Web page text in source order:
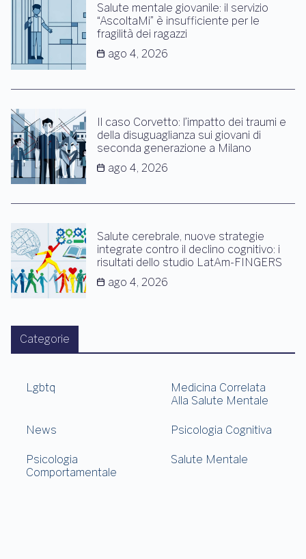
Salute mentale giovanile: il servizio
“AscoltaMi” è insufficiente per le
fragilità dei ragazzi
ago 4, 2026
Il caso Corvetto: l’impatto dei traumi e
della disuguaglianza sui giovani di
seconda generazione a Milano
ago 4, 2026
Salute cerebrale, nuove strategie
integrate contro il declino cognitivo: i
risultati dello studio LatAm-FINGERS
ago 4, 2026
Categorie
Lgbtq
Medicina Correlata
Alla Salute Mentale
News Psicologia Cognitiva
Psicologia
Comportamentale
Salute Mentale